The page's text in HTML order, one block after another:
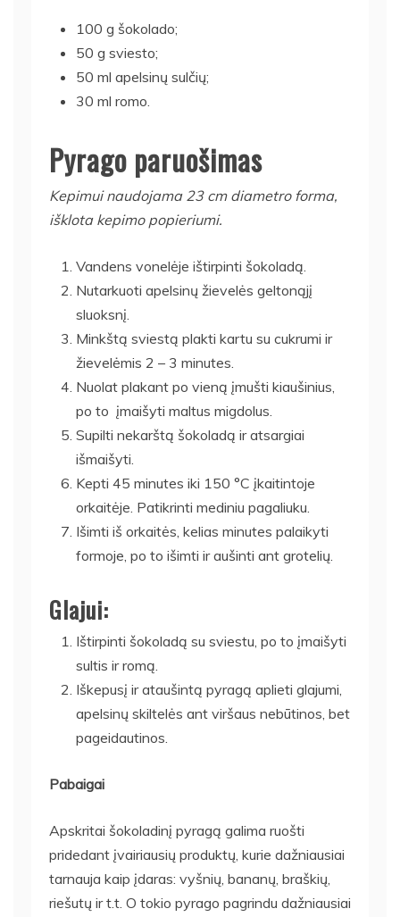
100 g šokolado;
50 g sviesto;
50 ml apelsinų sulčių;
30 ml romo.
Pyrago paruošimas
Kepimui naudojama 23 cm diametro forma,
išklota kepimo popieriumi.
Vandens vonelėje ištirpinti šokoladą.
Nutarkuoti apelsinų žievelės geltonąjį
sluoksnį.
Minkštą sviestą plakti kartu su cukrumi ir
žievelėmis 2 – 3 minutes.
Nuolat plakant po vieną įmušti kiaušinius,
po to įmaišyti maltus migdolus.
Supilti nekarštą šokoladą ir atsargiai
išmaišyti.
Kepti 45 minutes iki 150 °C įkaitintoje
orkaitėje. Patikrinti mediniu pagaliuku.
Išimti iš orkaitės, kelias minutes palaikyti
formoje, po to išimti ir aušinti ant grotelių.
Glajui:
Ištirpinti šokoladą su sviestu, po to įmaišyti
sultis ir romą.
Iškepusį ir ataušintą pyragą aplieti glajumi,
apelsinų skiltelės ant viršaus nebūtinos, bet
pageidautinos.
Pabaigai
Apskritai šokoladinį pyragą galima ruošti
pridedant įvairiausių produktų, kurie dažniausiai
tarnauja kaip įdaras: vyšnių, bananų, braškių,
riešutų ir t.t. O tokio pyrago pagrindu dažniausiai